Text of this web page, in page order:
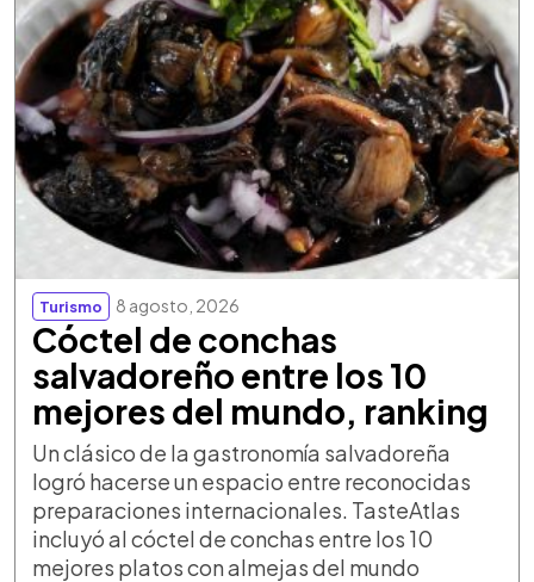
Turismo 8 agosto, 2026
Cóctel de conchas
salvadoreño entre los 10
mejores del mundo, ranking
Un clásico de la gastronomía salvadoreña
logró hacerse un espacio entre reconocidas
preparaciones internacionales. TasteAtlas
incluyó al cóctel de conchas entre los 10
mejores platos con almejas del mundo